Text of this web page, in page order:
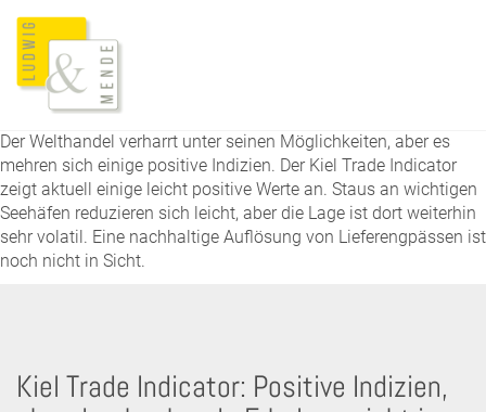
Der Welthandel verharrt unter seinen Möglichkeiten, aber es
mehren sich einige positive Indizien. Der Kiel Trade Indicator
zeigt aktuell einige leicht positive Werte an. Staus an wichtigen
Seehäfen reduzieren sich leicht, aber die Lage ist dort weiterhin
sehr volatil. Eine nachhaltige Auflösung von Lieferengpässen ist
noch nicht in Sicht.
Kiel Trade Indicator: Positive Indizien,